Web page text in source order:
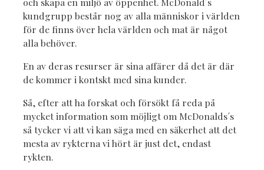
kundgrupp består nog av alla människor i världen
för de finns över hela världen och mat är något
alla behöver.
En av deras resurser är sina affärer då det är där
de kommer i kontskt med sina kunder.
Så, efter att ha forskat och försökt få reda på
mycket information som möjligt om McDonalds´s
så tycker vi att vi kan säga med en säkerhet att det
mesta av rykterna vi hört är just det, endast
rykten.